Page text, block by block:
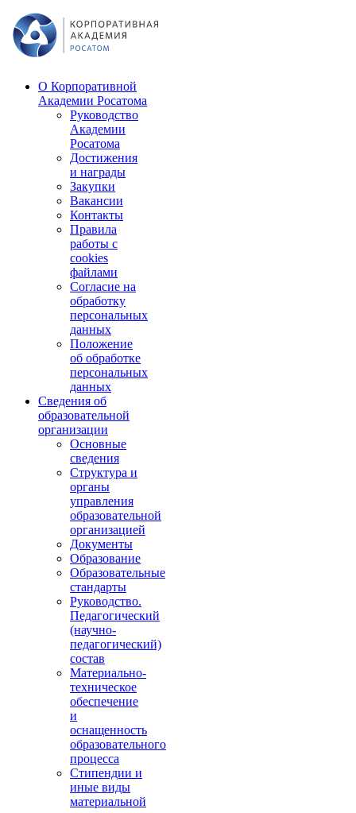
О Корпоративной
Академии Росатома
Руководство
Академии
Росатома
Достижения
и награды
Закупки
Вакансии
Контакты
Правила
работы с
cookies
файлами
Согласие на
обработку
персональных
данных
Положение
об обработке
персональных
данных
Сведения об
образовательной
организации
Основные
сведения
Структура и
органы
управления
образовательной
организацией
Документы
Образование
Образовательные
стандарты
Руководство.
Педагогический
(научно-
педагогический)
состав
Материально-
техническое
обеспечение
и
оснащенность
образовательного
процесса
Стипендии и
иные виды
материальной